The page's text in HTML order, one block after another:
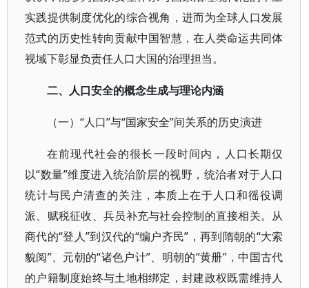
实践提供制度优化的综合视角，进而为全球人口发展
范式的历史性转向贡献中国智慧，在人类命运共同体
视域下彰显负责任人口大国的治理担当。
二、人口安全的概念生成与理论内涵
（一）“人口”与“国家安全”间关系的历史演进
在前现代社会的很长一段时间内，人口长期仅
以“数量”维度进入统治阶层的视野，统治者对于人口
统计与民户清查的关注，本质上在于人口和徭役调
派、赋税征收、兵员补充与社会控制的直接相关。从
商代的“登人”到汉代的“编户齐民”，再到隋朝的“大索
貌阅”、元朝的“诸色户计”、明朝的“黄册”，中国古代
的户籍制度始终与土地相绑定，封建政权既需维持人